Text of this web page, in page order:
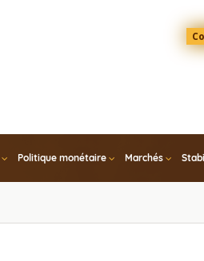
Top
Politique monétaire Marchés